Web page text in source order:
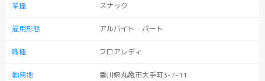
業種 スナック
雇用形態 アルバイト・パート
職種 フロアレディ
勤務地 香川県丸亀市大手町3-7-11